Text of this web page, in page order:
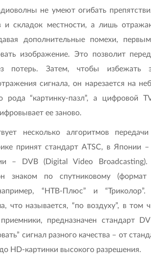
не умеют огибать
и складок местности, а лишь
дополнительные помехи,
изображение. Это позволит
потерь. Затем, чтобы избежать
сигнала, он нарезается на
рода “картинку-пазл”, а цифровой
ее заново.
несколько алгоритмов передачи
принят стандарт ATSC, в Японии –
– DVB (Digital Video
знаком по спутниковому (формат
“НТВ-Плюс” и
что называется, “по воздуху”, в том
предназначен стандарт
сигнал разного качества – от
HD-картинки высокого разрешения.